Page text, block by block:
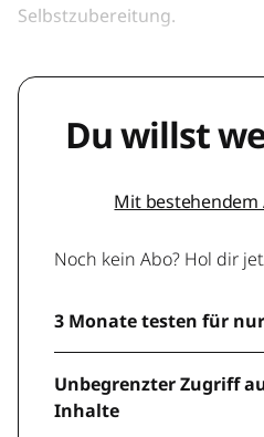
Selbstzubereitung.
Du willst
Mit bestehendem
Noch kein Abo? Hol dir
3 Monate testen für nur
Unbegrenzter Zugriff
Inhalte